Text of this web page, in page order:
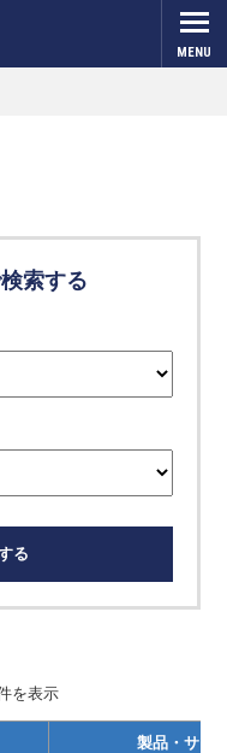
MENU
索する
る
を表示
製品・サー